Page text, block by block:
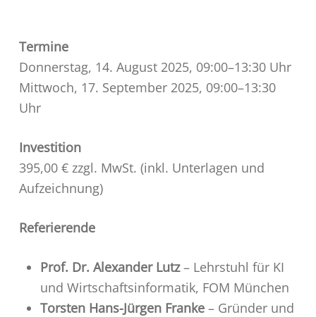
Termine
Donnerstag, 14. August 2025, 09:00–13:30 Uhr
Mittwoch, 17. September 2025, 09:00–13:30
Uhr
Investition
395,00 € zzgl. MwSt. (inkl. Unterlagen und
Aufzeichnung)
Referierende
Prof. Dr. Alexander Lutz– Lehrstuhl für KI
und Wirtschaftsinformatik, FOM München
Torsten Hans-Jürgen Franke– Gründer und